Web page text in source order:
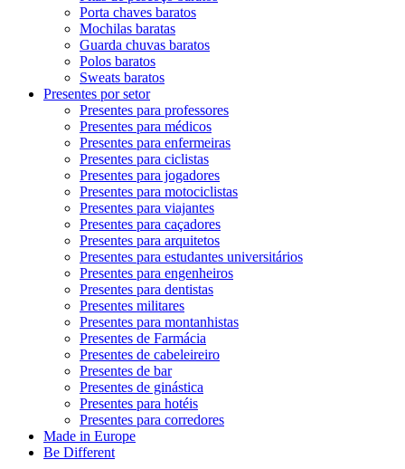
Porta chaves baratos
Mochilas baratas
Guarda chuvas baratos
Polos baratos
Sweats baratos
Presentes por setor
Presentes para professores
Presentes para médicos
Presentes para enfermeiras
Presentes para ciclistas
Presentes para jogadores
Presentes para motociclistas
Presentes para viajantes
Presentes para caçadores
Presentes para arquitetos
Presentes para estudantes universitários
Presentes para engenheiros
Presentes para dentistas
Presentes militares
Presentes para montanhistas
Presentes de Farmácia
Presentes de cabeleireiro
Presentes de bar
Presentes de ginástica
Presentes para hotéis
Presentes para corredores
Made in Europe
Be Different